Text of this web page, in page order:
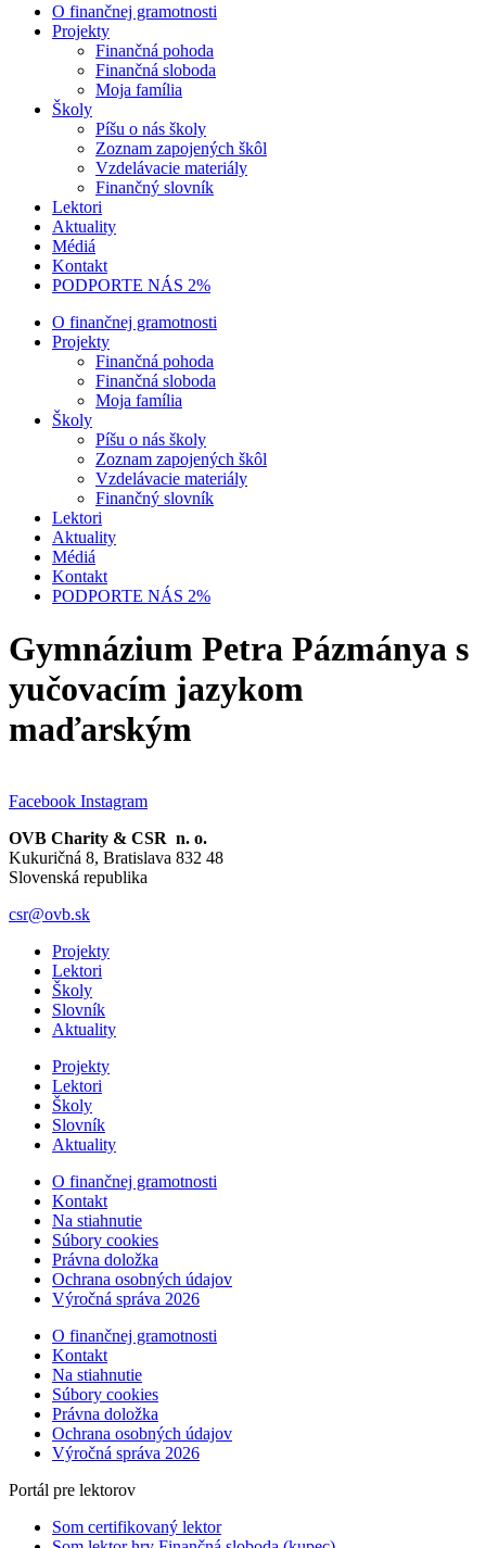
O finančnej gramotnosti
Projekty
Finančná pohoda
Finančná sloboda
Moja família
Školy
Píšu o nás školy
Zoznam zapojených škôl
Vzdelávacie materiály
Finančný slovník
Lektori
Aktuality
Médiá
Kontakt
PODPORTE NÁS 2%
O finančnej gramotnosti
Projekty
Finančná pohoda
Finančná sloboda
Moja família
Školy
Píšu o nás školy
Zoznam zapojených škôl
Vzdelávacie materiály
Finančný slovník
Lektori
Aktuality
Médiá
Kontakt
PODPORTE NÁS 2%
Gymnázium Petra Pázmánya s
yučovacím jazykom
maďarským
Facebook Instagram
OVB Charity & CSR n. o.
Kukuričná 8, Bratislava 832 48
Slovenská republika
csr@ovb.sk
Projekty
Lektori
Školy
Slovník
Aktuality
Projekty
Lektori
Školy
Slovník
Aktuality
O finančnej gramotnosti
Kontakt
Na stiahnutie
Súbory cookies
Právna doložka
Ochrana osobných údajov
Výročná správa 2026
O finančnej gramotnosti
Kontakt
Na stiahnutie
Súbory cookies
Právna doložka
Ochrana osobných údajov
Výročná správa 2026
Portál pre lektorov
Som certifikovaný lektor